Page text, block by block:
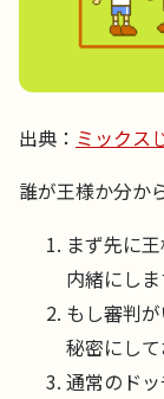
出典： ミックス
誰が王様か分か
まず先に
内緒にしま
もし審判
秘密にして
通常のド